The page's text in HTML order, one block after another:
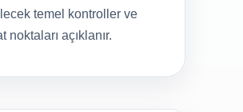
temel kontroller ve
açıklanır.